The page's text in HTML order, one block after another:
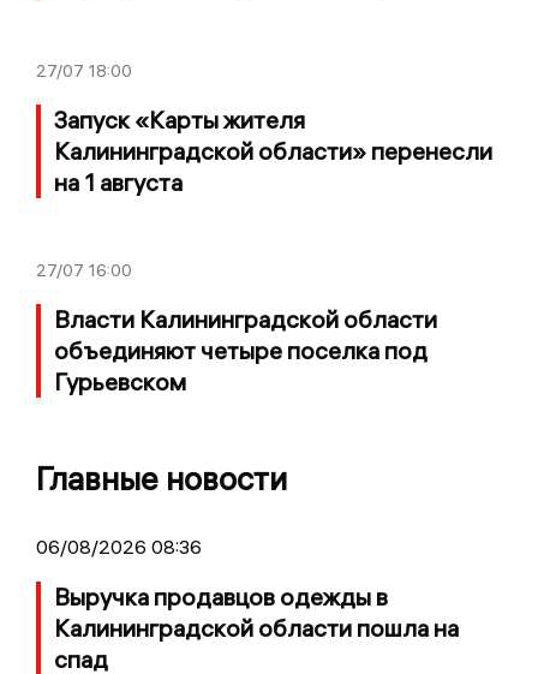
27/07 18:00
Запуск «Карты жителя
Калининградской области» перенесли
на 1 августа
27/07 16:00
Власти Калининградской области
объединяют четыре поселка под
Гурьевском
Главные новости
06/08/2026 08:36
Выручка продавцов одежды в
Калининградской области пошла на
спад